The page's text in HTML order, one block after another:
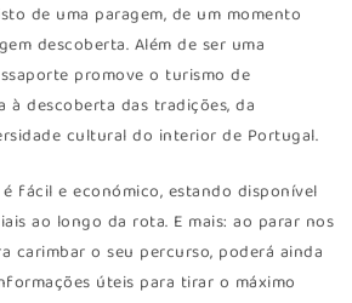
de uma paragem, de um momento
descoberta. Além de ser uma
promove o turismo de
à descoberta das tradições, da
cultural do interior de Portugal.
fácil e económico, estando disponível
ao longo da rota. E mais: ao parar nos
carimbar o seu percurso, poderá ainda
úteis para tirar o máximo